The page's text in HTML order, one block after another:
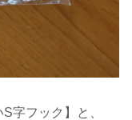
字フック】と、